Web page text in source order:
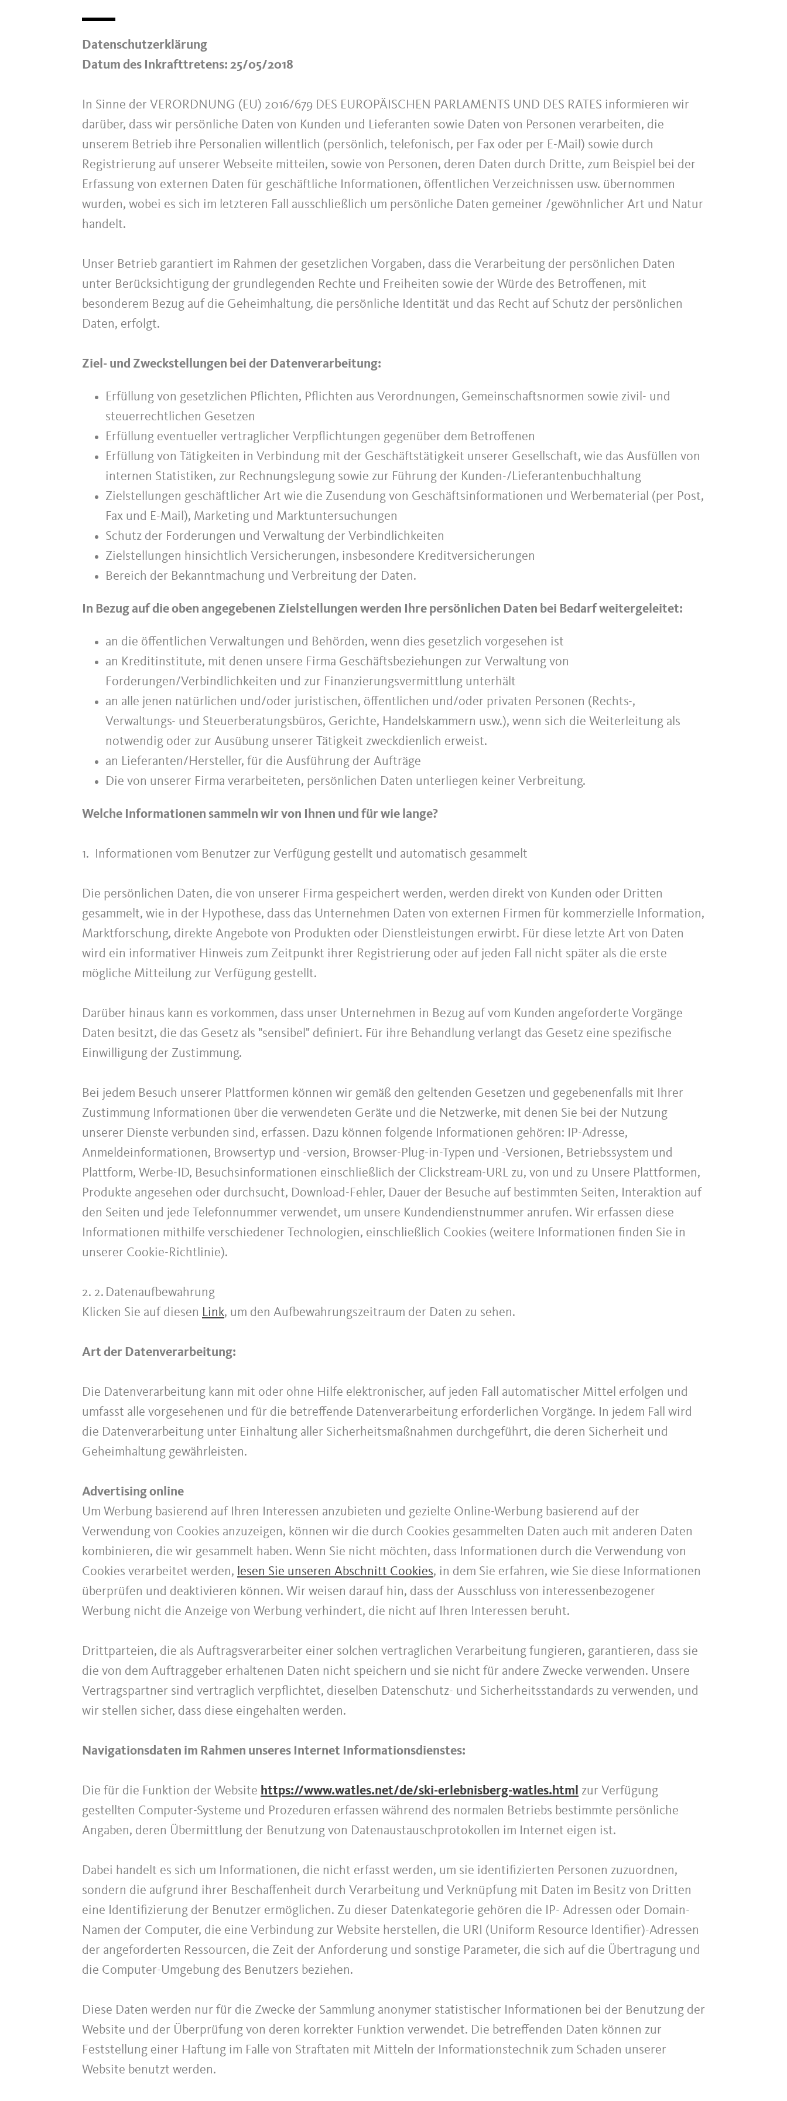
Datenschutzerklärung
Datum des Inkrafttretens: 25/05/2018
In Sinne der VERORDNUNG (EU) 2016/679 DES EUROPÄISCHEN PARLAMENTS UND DES RATES informieren wir
darüber, dass wir persönliche Daten von Kunden und Lieferanten sowie Daten von Personen verarbeiten, die
unserem Betrieb ihre Personalien willentlich (persönlich, telefonisch, per Fax oder per E-Mail) sowie durch
Registrierung auf unserer Webseite mitteilen, sowie von Personen, deren Daten durch Dritte, zum Beispiel bei der
Erfassung von externen Daten für geschäftliche Informationen, öffentlichen Verzeichnissen usw. übernommen
wurden, wobei es sich im letzteren Fall ausschließlich um persönliche Daten gemeiner /gewöhnlicher Art und Natur
handelt.
Unser Betrieb garantiert im Rahmen der gesetzlichen Vorgaben, dass die Verarbeitung der persönlichen Daten
unter Berücksichtigung der grundlegenden Rechte und Freiheiten sowie der Würde des Betroffenen, mit
besonderem Bezug auf die Geheimhaltung, die persönliche Identität und das Recht auf Schutz der persönlichen
Daten, erfolgt.
Ziel- und Zweckstellungen bei der Datenverarbeitung:
Erfüllung von gesetzlichen Pflichten, Pflichten aus Verordnungen, Gemeinschaftsnormen sowie zivil- und
steuerrechtlichen Gesetzen
Erfüllung eventueller vertraglicher Verpflichtungen gegenüber dem Betroffenen
Erfüllung von Tätigkeiten in Verbindung mit der Geschäftstätigkeit unserer Gesellschaft, wie das Ausfüllen von
internen Statistiken, zur Rechnungslegung sowie zur Führung der Kunden-/Lieferantenbuchhaltung
Zielstellungen geschäftlicher Art wie die Zusendung von Geschäftsinformationen und Werbematerial (per Post,
Fax und E-Mail), Marketing und Marktuntersuchungen
Schutz der Forderungen und Verwaltung der Verbindlichkeiten
Zielstellungen hinsichtlich Versicherungen, insbesondere Kreditversicherungen
Bereich der Bekanntmachung und Verbreitung der Daten.
In Bezug auf die oben angegebenen Zielstellungen werden Ihre persönlichen Daten bei Bedarf weitergeleitet:
an die öffentlichen Verwaltungen und Behörden, wenn dies gesetzlich vorgesehen ist
an Kreditinstitute, mit denen unsere Firma Geschäftsbeziehungen zur Verwaltung von
Forderungen/Verbindlichkeiten und zur Finanzierungsvermittlung unterhält
an alle jenen natürlichen und/oder juristischen, öffentlichen und/oder privaten Personen (Rechts-,
Verwaltungs- und Steuerberatungsbüros, Gerichte, Handelskammern usw.), wenn sich die Weiterleitung als
notwendig oder zur Ausübung unserer Tätigkeit zweckdienlich erweist.
an Lieferanten/Hersteller, für die Ausführung der Aufträge
Die von unserer Firma verarbeiteten, persönlichen Daten unterliegen keiner Verbreitung.
Welche Informationen sammeln wir von Ihnen und für wie lange?
1. Informationen vom Benutzer zur Verfügung gestellt und automatisch gesammelt
Die persönlichen Daten, die von unserer Firma gespeichert werden, werden direkt von Kunden oder Dritten
gesammelt, wie in der Hypothese, dass das Unternehmen Daten von externen Firmen für kommerzielle Information,
Marktforschung, direkte Angebote von Produkten oder Dienstleistungen erwirbt. Für diese letzte Art von Daten
wird ein informativer Hinweis zum Zeitpunkt ihrer Registrierung oder auf jeden Fall nicht später als die erste
mögliche Mitteilung zur Verfügung gestellt.
Darüber hinaus kann es vorkommen, dass unser Unternehmen in Bezug auf vom Kunden angeforderte Vorgänge
Daten besitzt, die das Gesetz als "sensibel" definiert. Für ihre Behandlung verlangt das Gesetz eine spezifische
Einwilligung der Zustimmung.
Bei jedem Besuch unserer Plattformen können wir gemäß den geltenden Gesetzen und gegebenenfalls mit Ihrer
Zustimmung Informationen über die verwendeten Geräte und die Netzwerke, mit denen Sie bei der Nutzung
unserer Dienste verbunden sind, erfassen. Dazu können folgende Informationen gehören: IP-Adresse,
Anmeldeinformationen, Browsertyp und -version, Browser-Plug-in-Typen und -Versionen, Betriebssystem und
Plattform, Werbe-ID, Besuchsinformationen einschließlich der Clickstream-URL zu, von und zu Unsere Plattformen,
Produkte angesehen oder durchsucht, Download-Fehler, Dauer der Besuche auf bestimmten Seiten, Interaktion auf
den Seiten und jede Telefonnummer verwendet, um unsere Kundendienstnummer anrufen. Wir erfassen diese
Informationen mithilfe verschiedener Technologien, einschließlich Cookies (weitere Informationen finden Sie in
unserer Cookie-Richtlinie).
2. 2. Datenaufbewahrung
Klicken Sie auf diesen Link, um den Aufbewahrungszeitraum der Daten zu sehen.
Art der Datenverarbeitung:
Die Datenverarbeitung kann mit oder ohne Hilfe elektronischer, auf jeden Fall automatischer Mittel erfolgen und
umfasst alle vorgesehenen und für die betreffende Datenverarbeitung erforderlichen Vorgänge. In jedem Fall wird
die Datenverarbeitung unter Einhaltung aller Sicherheitsmaßnahmen durchgeführt, die deren Sicherheit und
Geheimhaltung gewährleisten.
Advertising online
Um Werbung basierend auf Ihren Interessen anzubieten und gezielte Online-Werbung basierend auf der
Verwendung von Cookies anzuzeigen, können wir die durch Cookies gesammelten Daten auch mit anderen Daten
kombinieren, die wir gesammelt haben. Wenn Sie nicht möchten, dass Informationen durch die Verwendung von
Cookies verarbeitet werden, lesen Sie unseren Abschnitt Cookies, in dem Sie erfahren, wie Sie diese Informationen
überprüfen und deaktivieren können. Wir weisen darauf hin, dass der Ausschluss von interessenbezogener
Werbung nicht die Anzeige von Werbung verhindert, die nicht auf Ihren Interessen beruht.
Drittparteien, die als Auftragsverarbeiter einer solchen vertraglichen Verarbeitung fungieren, garantieren, dass sie
die von dem Auftraggeber erhaltenen Daten nicht speichern und sie nicht für andere Zwecke verwenden. Unsere
Vertragspartner sind vertraglich verpflichtet, dieselben Datenschutz- und Sicherheitsstandards zu verwenden, und
wir stellen sicher, dass diese eingehalten werden.
Navigationsdaten im Rahmen unseres Internet Informationsdienstes:
Die für die Funktion der Website https://www.watles.net/de/ski-erlebnisberg-watles.html zur Verfügung
gestellten Computer-Systeme und Prozeduren erfassen während des normalen Betriebs bestimmte persönliche
Angaben, deren Übermittlung der Benutzung von Datenaustauschprotokollen im Internet eigen ist.
Dabei handelt es sich um Informationen, die nicht erfasst werden, um sie identifizierten Personen zuzuordnen,
sondern die aufgrund ihrer Beschaffenheit durch Verarbeitung und Verknüpfung mit Daten im Besitz von Dritten
eine Identifizierung der Benutzer ermöglichen. Zu dieser Datenkategorie gehören die IP- Adressen oder Domain-
Namen der Computer, die eine Verbindung zur Website herstellen, die URI (Uniform Resource Identifier)-Adressen
der angeforderten Ressourcen, die Zeit der Anforderung und sonstige Parameter, die sich auf die Übertragung und
die Computer-Umgebung des Benutzers beziehen.
Diese Daten werden nur für die Zwecke der Sammlung anonymer statistischer Informationen bei der Benutzung der
Website und der Überprüfung von deren korrekter Funktion verwendet. Die betreffenden Daten können zur
Feststellung einer Haftung im Falle von Straftaten mit Mitteln der Informationstechnik zum Schaden unserer
Website benutzt werden.